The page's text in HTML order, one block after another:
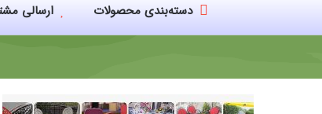
دسته‌بندی محصولات ارسالی